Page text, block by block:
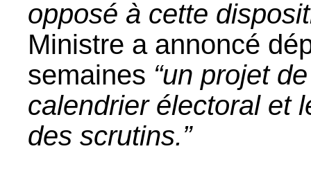
opposé à cette
Ministre a annoncé
semaines “un projet
calendrier électoral et
des scrutins.”